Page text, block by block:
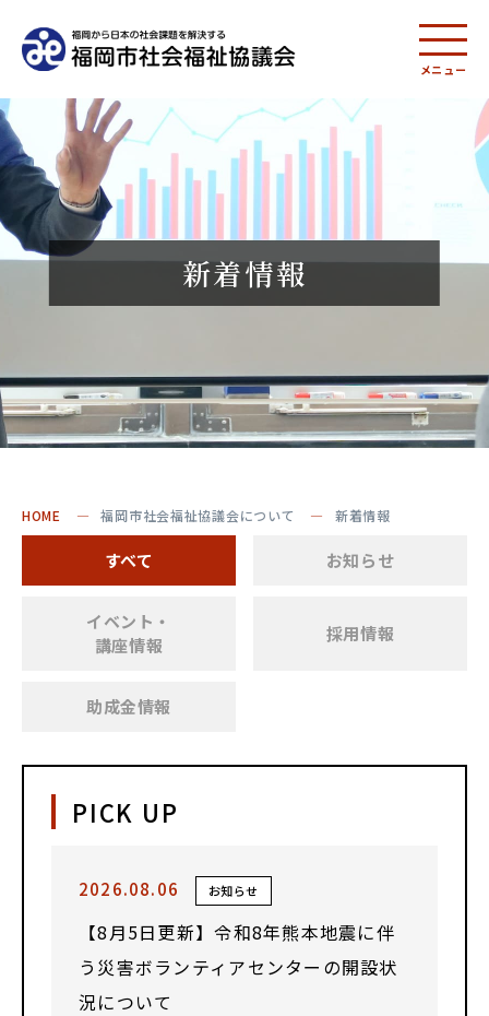
メニュー
新着情報
HOME 福岡市社会福祉協議会について 新着情報
すべて お知らせ
イベント・
講座情報
採用情報
助成金情報
PICK UP
2026.08.06 お知らせ
【8月5日更新】令和8年熊本地震に伴
う災害ボランティアセンターの開設状
況について